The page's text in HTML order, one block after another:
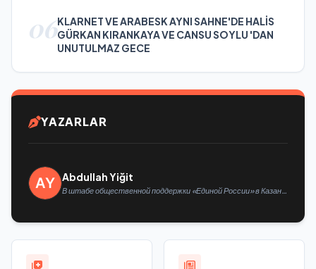
06KLARNET VE ARABESK AYNI SAHNE'DE HALİS
GÜRKAN KIRANKAYA VE CANSU SOYLU 'DAN
UNUTULMAZ GECE
YAZARLAR
Abdullah Yiğit
В штабе общественной поддержки «Единой России» в Казани